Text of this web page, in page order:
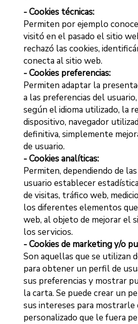
- Cookies técnicas:
Permiten por ejemplo
visitó en el pasado el sitio
rechazó las cookies,
conecta al sitio web.
- Cookies preferencias:
Permiten adaptar la
a las preferencias del
según el idioma utilizado, la
dispositivo, navegador
definitiva, simplemente
de usuario.
- Cookies analíticas:
Permiten, dependiendo de
usuario establecer
de visitas, tráfico web,
los diferentes elementos
web, al objeto de mejorar el
los servicios.
- Cookies de marketing y/o
Son aquellas que se utilizan
para obtener un perfil de
sus preferencias y mostrar
la carta. Se puede crear un
sus intereses para mostrarle
personalizado que le fuera